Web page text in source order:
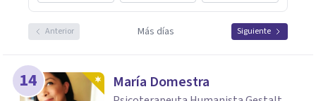
Anterior Más días Siguiente
14 María Domestra